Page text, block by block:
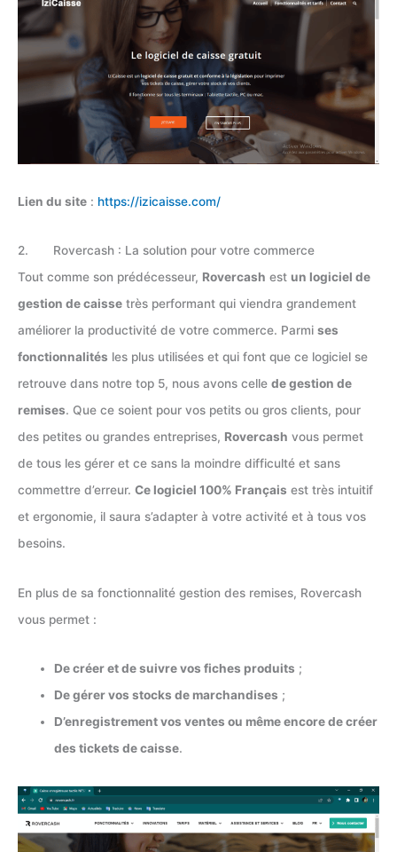
Lien du site : https://izicaisse.com/
2. Rovercash : La solution pour votre commerce
Tout comme son prédécesseur, Rovercash est un logiciel de
gestion de caisse très performant qui viendra grandement
améliorer la productivité de votre commerce. Parmi ses
fonctionnalités les plus utilisées et qui font que ce logiciel se
retrouve dans notre top 5, nous avons celle de gestion de
remises. Que ce soient pour vos petits ou gros clients, pour
des petites ou grandes entreprises, Rovercash vous permet
de tous les gérer et ce sans la moindre difficulté et sans
commettre d’erreur. Ce logiciel 100% Français est très intuitif
et ergonomie, il saura s’adapter à votre activité et à tous vos
besoins.
En plus de sa fonctionnalité gestion des remises, Rovercash
vous permet :
De créer et de suivre vos fiches produits ;
De gérer vos stocks de marchandises ;
D’enregistrement vos ventes ou même encore de créer
des tickets de caisse.